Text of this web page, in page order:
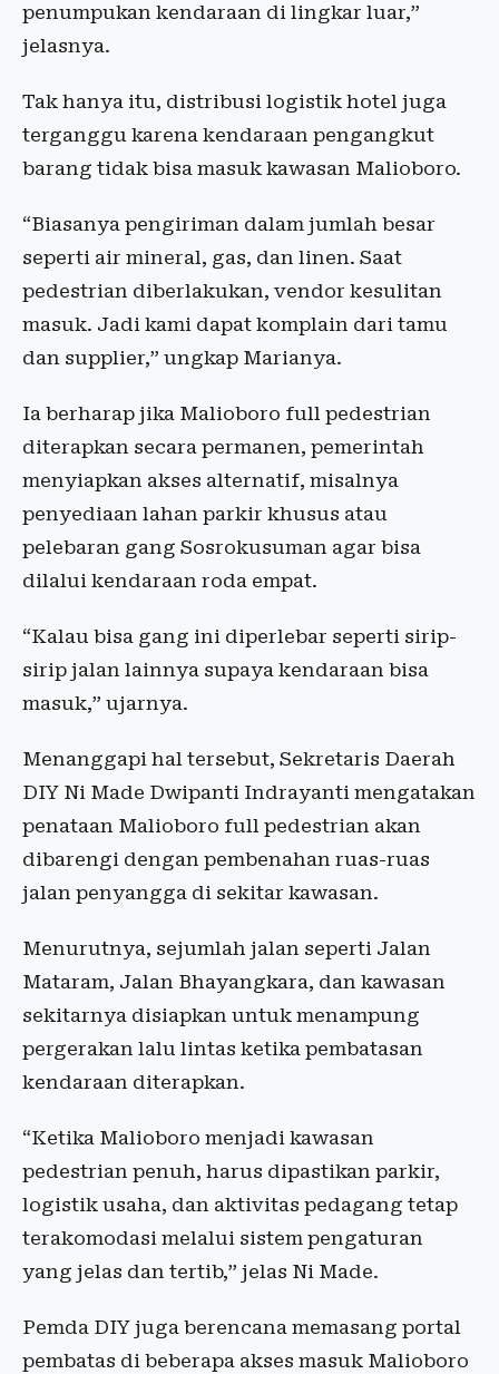
penumpukan kendaraan di lingkar luar,”
jelasnya.
Tak hanya itu, distribusi logistik hotel juga
terganggu karena kendaraan pengangkut
barang tidak bisa masuk kawasan Malioboro.
“Biasanya pengiriman dalam jumlah besar
seperti air mineral, gas, dan linen. Saat
pedestrian diberlakukan, vendor kesulitan
masuk. Jadi kami dapat komplain dari tamu
dan supplier,” ungkap Marianya.
Ia berharap jika Malioboro full pedestrian
diterapkan secara permanen, pemerintah
menyiapkan akses alternatif, misalnya
penyediaan lahan parkir khusus atau
pelebaran gang Sosrokusuman agar bisa
dilalui kendaraan roda empat.
“Kalau bisa gang ini diperlebar seperti sirip-
sirip jalan lainnya supaya kendaraan bisa
masuk,” ujarnya.
Menanggapi hal tersebut, Sekretaris Daerah
DIY Ni Made Dwipanti Indrayanti mengatakan
penataan Malioboro full pedestrian akan
dibarengi dengan pembenahan ruas-ruas
jalan penyangga di sekitar kawasan.
Menurutnya, sejumlah jalan seperti Jalan
Mataram, Jalan Bhayangkara, dan kawasan
sekitarnya disiapkan untuk menampung
pergerakan lalu lintas ketika pembatasan
kendaraan diterapkan.
“Ketika Malioboro menjadi kawasan
pedestrian penuh, harus dipastikan parkir,
logistik usaha, dan aktivitas pedagang tetap
terakomodasi melalui sistem pengaturan
yang jelas dan tertib,” jelas Ni Made.
Pemda DIY juga berencana memasang portal
pembatas di beberapa akses masuk Malioboro